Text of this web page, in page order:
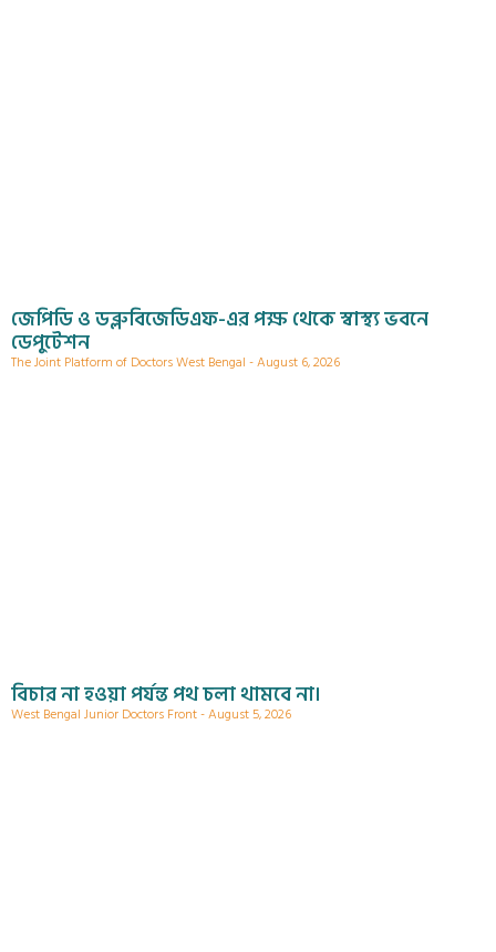
জেপিডি ও ডব্লুবিজেডিএফ-এর পক্ষ থেকে স্বাস্থ্য ভবনে
ডেপুটেশন
The Joint Platform of Doctors West Bengal August 6, 2026
বিচার না হওয়া পর্যন্ত পথ চলা থামবে না।
West Bengal Junior Doctors Front August 5, 2026